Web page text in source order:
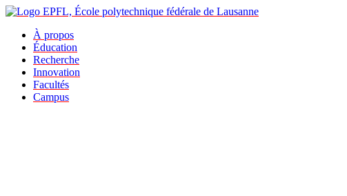
À propos
Éducation
Recherche
Innovation
Facultés
Campus